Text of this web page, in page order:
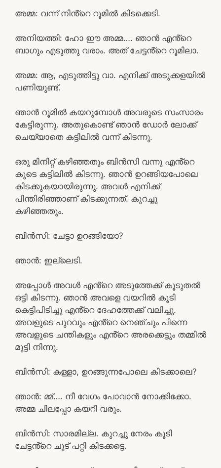
അമ്മ: വന്ന് നിൻ്റെ റൂമിൽ കിടക്കെടി.
അനിയത്തി: ഹോ ഈ അമ്മ…. ഞാൻ എൻ്റെ
ബാഗും എടുത്തു വരാം. അത് ചേട്ടൻ്റെ റൂമിലാ.
അമ്മ: ആ, എടുത്തിട്ടു വാ. എനിക്ക് അടുക്കളയിൽ
പണിയുണ്ട്.
ഞാൻ റൂമിൽ കയറുമ്പോൾ അവരുടെ സംസാരം
കേട്ടിരുന്നു. അതുകൊണ്ട് ഞാൻ ഡോർ ലോക്ക്
ചെയ്യാതെ കട്ടിലിൽ വന്ന് കിടന്നു.
ഒരു മിനിറ്റ് കഴിഞ്ഞതും ബിൻസി വന്നു എൻ്റെ
കൂടെ കട്ടിലിൽ കിടന്നു. ഞാൻ ഉറങ്ങിയപോലെ
കിടക്കുകയായിരുന്നു. അവൾ എനിക്ക്
പിന്തിരിഞ്ഞാണ് കിടക്കുന്നത്. കുറച്ചു
കഴിഞ്ഞതും.
ബിൻസി: ചേട്ടാ ഉറങ്ങിയോ?
ഞാൻ: ഇല്ലെടി.
അപ്പോൾ അവൾ എൻ്റെ അടുത്തേക്ക് കൂടുതൽ
ഒട്ടി കിടന്നു. ഞാൻ അവളെ വയറിൽ കൂടി
കെട്ടിപിടിച്ചു എൻ്റെ ദേഹത്തേക്ക് വലിച്ചു.
അവളുടെ പുറവും എൻ്റെ നെഞ്ചും പിന്നെ
അവളുടെ ചന്തികളും എൻ്റെ അരക്കെട്ടും തമ്മിൽ
മുട്ടി നിന്നു.
ബിൻസി: കള്ളാ, ഉറങ്ങുന്നപോലെ കിടക്കാലെ?
ഞാൻ: മ്മ്…. നീ വേഗം പോവാൻ നോക്കിക്കോ.
അമ്മ ചിലപ്പോ കയറി വരും.
ബിൻസി: സാരമില്ല. കുറച്ചു നേരം കൂടി
ചേട്ടൻ്റെ ചൂട് പറ്റി കിടക്കട്ടെ.